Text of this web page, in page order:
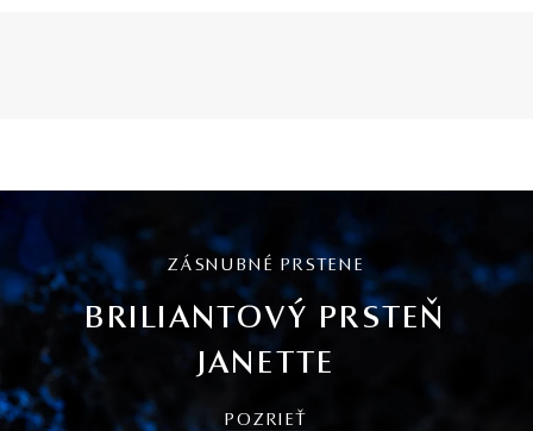
ZÁSNUBNÉ PRSTENE
BRILIANTOVÝ PRSTEŇ
JANETTE
POZRIEŤ